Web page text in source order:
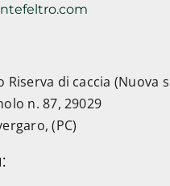
Riserva di caccia (Nuova
n. 87, 29029
(PC)